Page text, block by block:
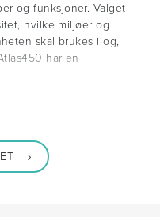
og funksjoner. Valget
hvilke miljøer og
skal brukes i og,
har en